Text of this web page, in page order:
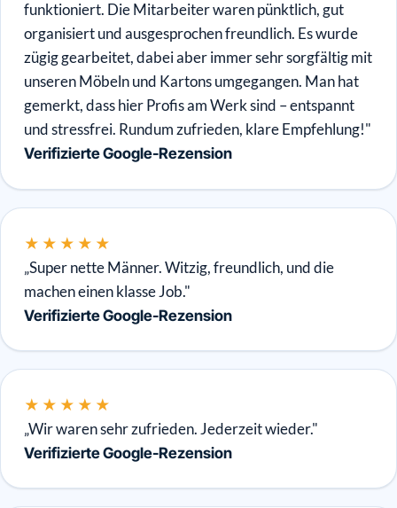
funktioniert. Die Mitarbeiter waren pünktlich, gut
organisiert und ausgesprochen freundlich. Es wurde
zügig gearbeitet, dabei aber immer sehr sorgfältig mit
unseren Möbeln und Kartons umgegangen. Man hat
gemerkt, dass hier Profis am Werk sind – entspannt
und stressfrei. Rundum zufrieden, klare Empfehlung!"
Verifizierte Google-Rezension
★★★★★
„Super nette Männer. Witzig, freundlich, und die
machen einen klasse Job."
Verifizierte Google-Rezension
★★★★★
„Wir waren sehr zufrieden. Jederzeit wieder."
Verifizierte Google-Rezension